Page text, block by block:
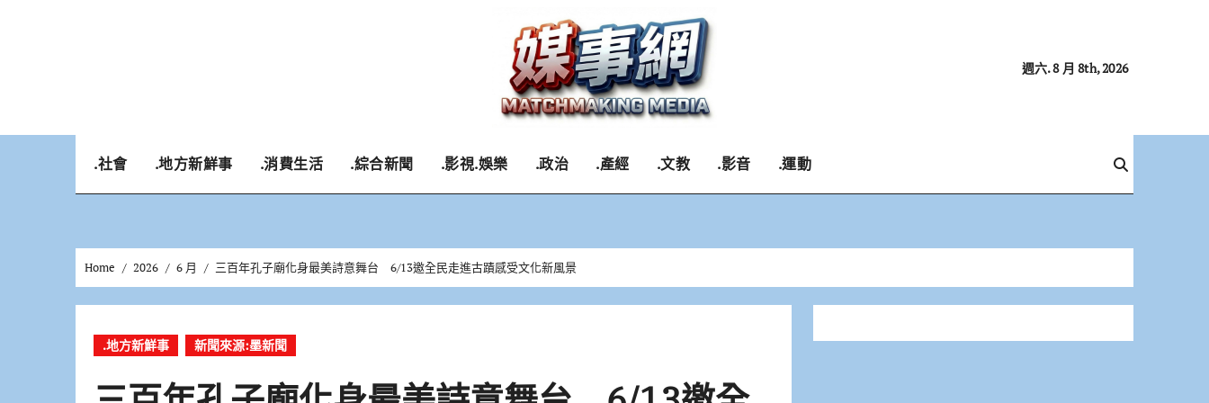
週六. 8 月 8th, 2026
.社會 .地方新鮮事 .消費生活 .綜合新聞 .影視.娛樂 .政治 .產經 .文教 .影音 .運動
Home 2026 6 月 三百年孔子廟化身最美詩意舞台 6/13邀全民走進古蹟感受文化新風景
.地方新鮮事 新聞來源:墨新聞